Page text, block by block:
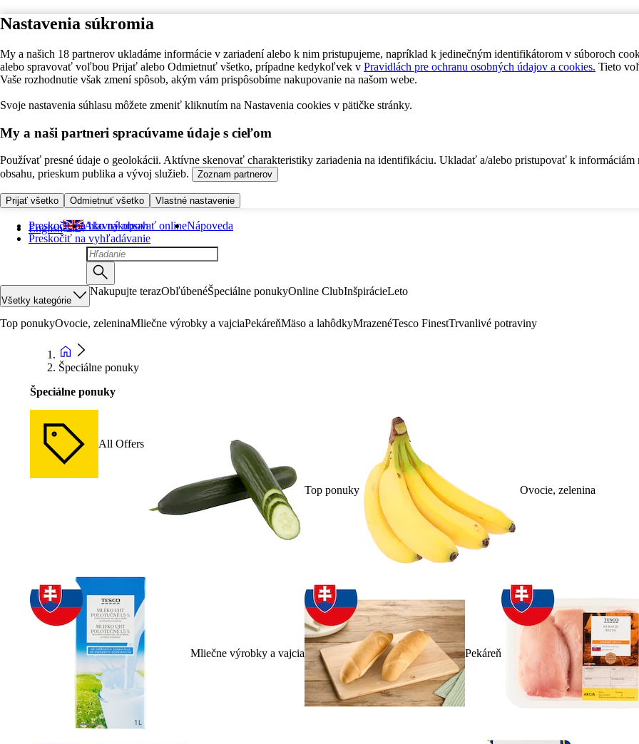
Nastavenia súkromia
My a našich 18 partnerov ukladáme informácie v zariadení alebo k nim pristupujeme, napríklad k jedinečným identifikátorom v súboroch
alebo spravovať voľbou Prijať alebo Odmietnuť všetko, prípadne kedykoľvek v Pravidlách pre ochranu osobných údajov a cookies. Tieto
Vaše rozhodnutie však zmení spôsob, akým vám prispôsobíme nakupovanie na našom webe.
Svoje nastavenia súhlasu môžete zmeniť kliknutím na Nastavenia cookies v pätičke stránky.
My a naši partneri spracúvame údaje s cieľom
Používať presné údaje o geolokácii. Aktívne skenovať charakteristiky zariadenia na identifikáciu. Ukladať a/alebo pristupovať k informáciám
obsahu, prieskum publika a vývoj služieb.
Zoznam partnerov
Prijať všetko Odmietnuť všetko Vlastné nastavenie
Preskočiť na hlavný obsah
Preskočiť na vyhľadávanie
English Ako nakupovať onlineNápoveda
Všetky kategórie
Nakupujte terazObľúbenéŠpeciálne ponukyOnline ClubInšpirácieLeto
Top ponukyOvocie, zeleninaMliečne výrobky a vajciaPekáreňMäso a lahôdkyMrazenéTesco FinestTrvanlivé potraviny
Špeciálne ponuky
Špeciálne ponuky
All Offers
Top ponuky Ovocie, zelenina
Mliečne výrobky a vajcia Pekáreň